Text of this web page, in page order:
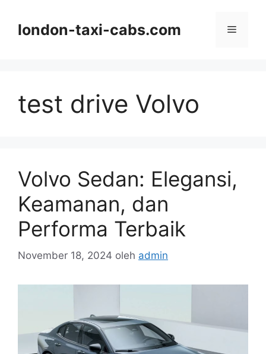
london-taxi-cabs.com Menu
test drive Volvo
Volvo Sedan: Elegansi,
Keamanan, dan
Performa Terbaik
November 18, 2024 oleh admin